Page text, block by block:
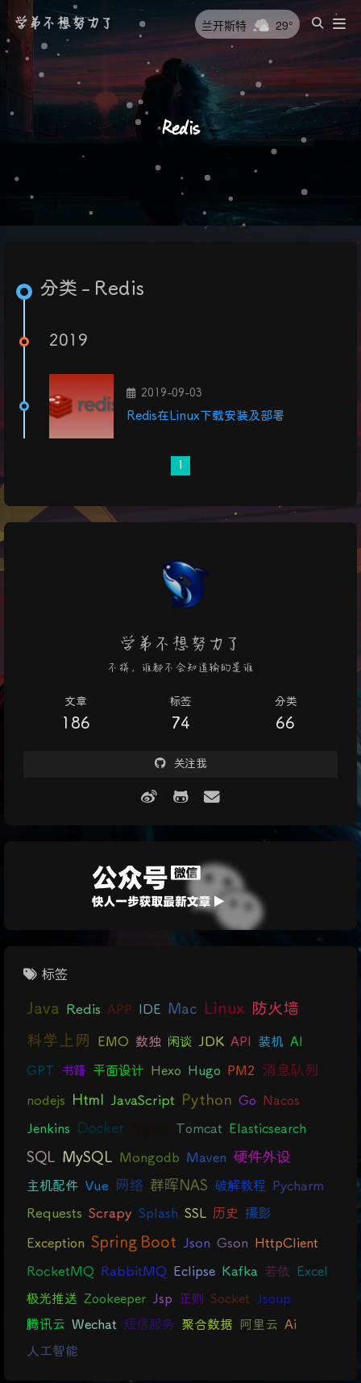
学弟不想努力了 兰开斯特 29°
Redis
分类 - Redis
2019
2019-09-03
Redis在Linux下载安装及部署
1
学弟不想努力了
不拼，谁都不会知道输的是谁
文章
186
标签
74
分类
66
关注我
标签
Java Redis APP IDE Mac Linux
防火墙
科学上网
EMO 数独 闲谈 JDK API 装机 AI
GPT 书籍 平面设计 Hexo Hugo PM2 消息队列
nodejs Html JavaScript Python Go
Nacos
Jenkins
Docker Tomcat Elasticsearch
SQL MySQL Mongodb Maven 硬件外设
主机配件 Vue 网络 群晖NAS 破解教程 Pycharm
Requests Scrapy Splash SSL 历史 摄影
Exception Spring Boot Json Gson HttpClient
RocketMQ RabbitMQ Eclipse Kafka 若依 Excel
极光推送 Zookeeper Jsp 正则 Socket Jsoup
腾讯云 Wechat 短信服务 聚合数据 阿里云 Ai
人工智能